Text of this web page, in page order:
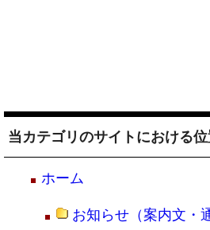
当カテゴリのサイトにおける
ホーム
お知らせ（案内文・